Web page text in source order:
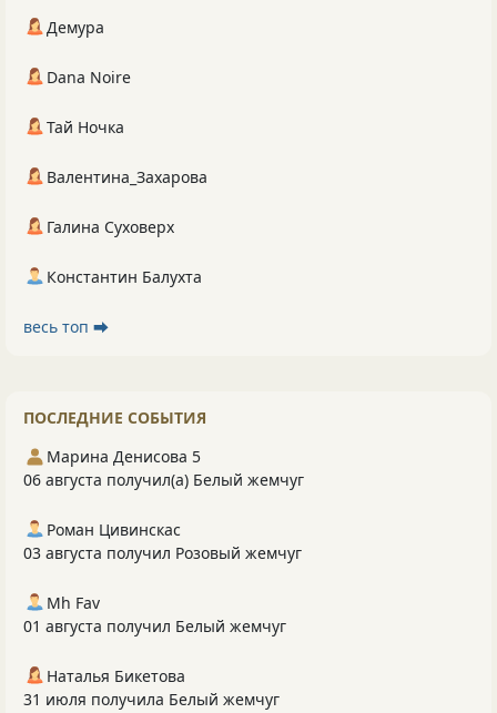
Демура
Dana Noire
Тай Ночка
Валентина_Захарова
Галина Суховерх
Константин Балухта
весь топ ⮕
ПОСЛЕДНИЕ СОБЫТИЯ
Марина Денисова 5
06 августа получил(а) Белый жемчуг
Роман Цивинскас
03 августа получил Розовый жемчуг
Mh Fav
01 августа получил Белый жемчуг
Наталья Бикетова
31 июля получила Белый жемчуг